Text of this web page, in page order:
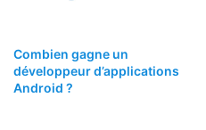
Combien gagne un
développeur d’applications
Android ?